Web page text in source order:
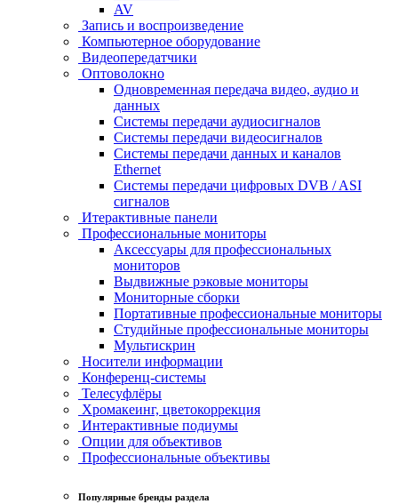
AV
Запись и воспроизведение
Компьютерное оборудование
Видеопередатчики
Оптоволокно
Одновременная передача видео, аудио и
данных
Системы передачи аудиосигналов
Системы передачи видеосигналов
Системы передачи данных и каналов
Ethernet
Системы передачи цифровых DVB / ASI
сигналов
Итерактивные панели
Профессиональные мониторы
Аксессуары для профессиональных
мониторов
Выдвижные рэковые мониторы
Мониторные сборки
Портативные профессиональные мониторы
Студийные профессиональные мониторы
Мультискрин
Носители информации
Конференц-системы
Телесуфлёры
Хромакеинг, цветокоррекция
Интерактивные подиумы
Опции для объективов
Профессиональные объективы
Популярные бренды раздела